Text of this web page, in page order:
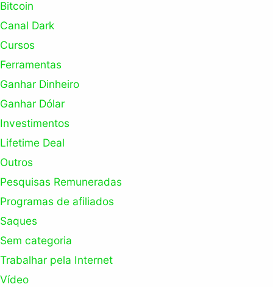
Bitcoin
Canal Dark
Cursos
Ferramentas
Ganhar Dinheiro
Ganhar Dólar
Investimentos
Lifetime Deal
Outros
Pesquisas Remuneradas
Programas de afiliados
Saques
Sem categoria
Trabalhar pela Internet
Vídeo